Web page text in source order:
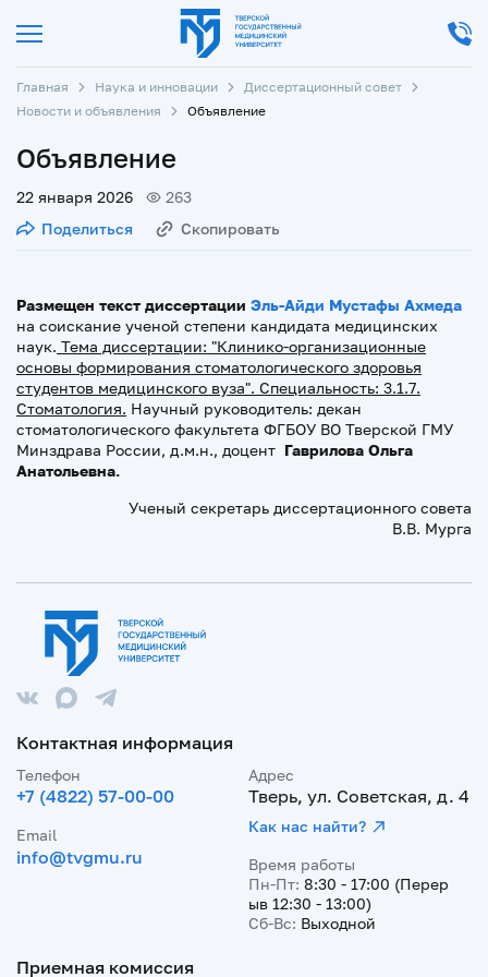
Главная Наука и инновации
Диссертационный совет
Новости и объявления
Объявление
Объявление
22 января 2026
263
Поделиться
Скопировать
Размещен текст диссертации Эль-Айди Мустафы Ахмеда
на соискание ученой степени кандидата медицинских
наук. Тема диссертации: "Клинико-организационные
основы формирования стоматологического здоровья
студентов медицинского вуза". Специальность: 3.1.7.
Стоматология. Научный руководитель: декан
стоматологического факультета ФГБОУ ВО Тверской ГМУ
Минздрава России, д.м.н., доцент Гаврилова Ольга
Анатольевна.
Ученый секретарь диссертационного совета
В.В. Мурга
Контактная информация
Телефон
+7 (4822) 57-00-00
Email
info@tvgmu.ru
Адрес
Тверь, ул. Советская, д. 4
Как нас найти?
Время работы
Пн-Пт: 8:30 - 17:00 (Перер
ыв 12:30 - 13:00)
Сб-Вс: Выходной
Приемная комиссия